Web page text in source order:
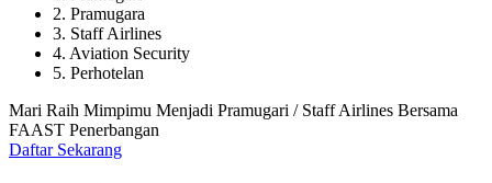
2. Pramugara
3. Staff Airlines
4. Aviation Security
5. Perhotelan
Mari Raih Mimpimu Menjadi Pramugari / Staff Airlines Bersama
FAAST Penerbangan
Daftar Sekarang